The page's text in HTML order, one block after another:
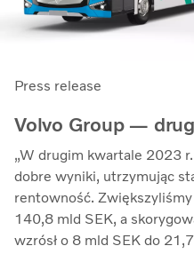
Press release
Volvo Group —
„W drugim kwartale 2023 r.
dobre wyniki, utrzymując
rentowność.
140,8 mld SEK, a
wzrósł o 8 mld SEK do